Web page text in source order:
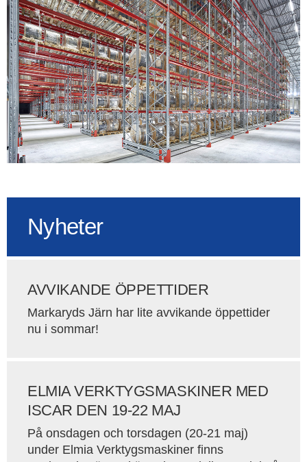
Nyheter
AVVIKANDE ÖPPETTIDER
Markaryds Järn har lite avvikande öppettider
nu i sommar!
ELMIA VERKTYGSMASKINER MED
ISCAR DEN 19-22 MAJ
På onsdagen och torsdagen (20-21 maj)
under Elmia Verktygsmaskiner finns